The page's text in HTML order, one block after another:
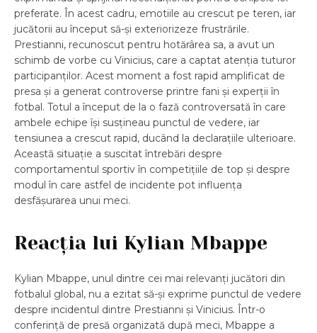
preferate. În acest cadru, emotiile au crescut pe teren, iar
jucătorii au început să-și exteriorizeze frustrările.
Prestianni, recunoscut pentru hotărârea sa, a avut un
schimb de vorbe cu Vinicius, care a captat atenția tuturor
participanților. Acest moment a fost rapid amplificat de
presa și a generat controverse printre fani și experții în
fotbal. Totul a început de la o fază controversată în care
ambele echipe își susțineau punctul de vedere, iar
tensiunea a crescut rapid, ducând la declarațiile ulterioare.
Această situație a suscitat întrebări despre
comportamentul sportiv în competițiile de top și despre
modul în care astfel de incidente pot influența
desfășurarea unui meci.
Reacția lui Kylian Mbappe
Kylian Mbappe, unul dintre cei mai relevanți jucători din
fotbalul global, nu a ezitat să-și exprime punctul de vedere
despre incidentul dintre Prestianni și Vinicius. Într-o
conferință de presă organizată după meci, Mbappe a